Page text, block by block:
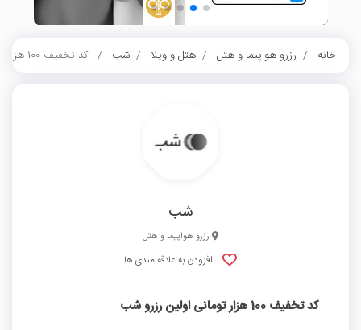
خانه رزرو هواپیما و هتل هتل و ویلا شب کد تخفیف 100 هزار تومانی اولین رزرو شب
شب
رزرو هواپیما و هتل
افزودن به علاقه مندی ها
کد تخفیف 100 هزار تومانی اولین رزرو شب